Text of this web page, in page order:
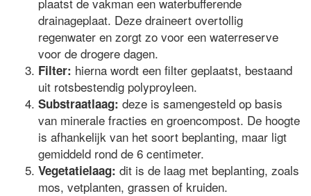
drainageplaat. Deze draineert overtollig
regenwater en zorgt zo voor een waterreserve
voor de drogere dagen.
Filter: hierna wordt een filter geplaatst, bestaand
uit rotsbestendig polyproyleen.
Substraatlaag: deze is samengesteld op basis
van minerale fracties en groencompost. De hoogte
is afhankelijk van het soort beplanting, maar ligt
gemiddeld rond de 6 centimeter.
Vegetatielaag: dit is de laag met beplanting, zoals
mos, vetplanten, grassen of kruiden.